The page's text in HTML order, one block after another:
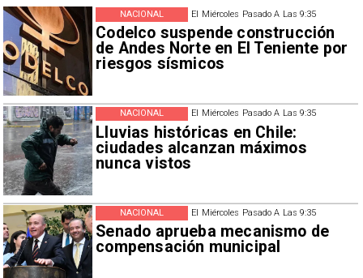
El Miércoles Pasado A Las 9:35
Codelco suspende construcción
de Andes Norte en El Teniente por
riesgos sísmicos
NACIONAL
El Miércoles Pasado A Las 9:35
Lluvias históricas en Chile:
ciudades alcanzan máximos
nunca vistos
NACIONAL
El Miércoles Pasado A Las 9:35
Senado aprueba mecanismo de
compensación municipal
NACIONAL